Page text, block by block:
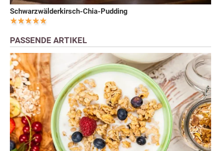
Schwarzwälderkirsch-Chia-Pudding
PASSENDE ARTIKEL